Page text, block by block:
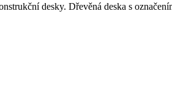
desky. Dřevěná deska s